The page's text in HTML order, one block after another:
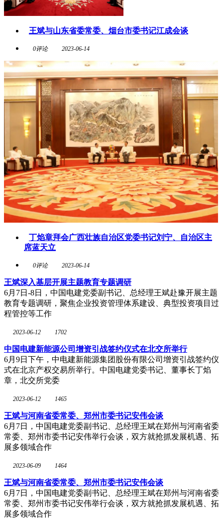
王斌与山东省委常委、烟台市委书记江成会谈
0评论 2023-06-14
丁焰章拜会广西壮族自治区党委书记刘宁、自治区主
席蓝天立
0评论 2023-06-14
王斌深入基层开展主题教育专题调研
6月7日-8日，中国电建党委副书记、总经理王斌赴豫开展主题
教育专题调研，聚焦企业投资管理体系建设、典型投资项目过
程管控等工作
2023-06-12 1702
中国电建新能源公司增资引战签约仪式在北交所举行
6月9日下午，中电建新能源集团股份有限公司增资引战签约仪
式在北京产权交易所举行。中国电建党委书记、董事长丁焰
章，北交所党委
2023-06-12 1465
王斌与河南省委常委、郑州市委书记安伟会谈
6月7日，中国电建党委副书记、总经理王斌在郑州与河南省委
常委、郑州市委书记安伟举行会谈，双方就抢抓发展机遇、拓
展多领域合作
2023-06-09 1464
王斌与河南省委常委、郑州市委书记安伟会谈
6月7日，中国电建党委副书记、总经理王斌在郑州与河南省委
常委、郑州市委书记安伟举行会谈，双方就抢抓发展机遇、拓
展多领域合作